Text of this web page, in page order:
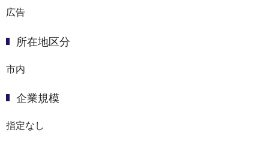
広告
所在地区分
市内
企業規模
指定なし